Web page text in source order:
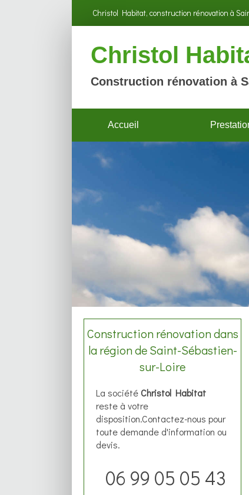
Christol Habitat, construction rénovation à
Christol
Construction rénovation à
Accueil
Construction rénovation dans
la région de Saint-Sébastien-
sur-Loire
La société Christol Habitat
reste à votre
disposition.Contactez-nous pour
toute demande d'information ou
devis.
06 99 05 05 43